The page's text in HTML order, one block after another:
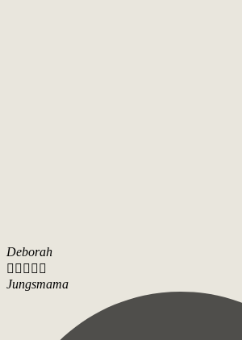
Deborah
    
Jungsmama